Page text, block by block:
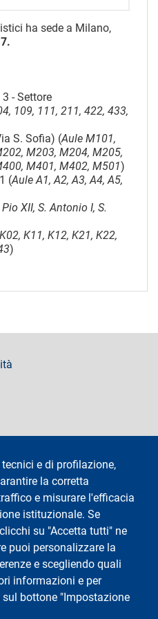
ha sede a Milano,
- Settore
109, 111, 211, 422, 433,
S. Sofia) (Aule M101,
M203, M204, M205,
M401, M402, M501)
(Aule A1, A2, A3, A4, A5,
Pio XII, S. Antonio I, S.
K11, K12, K21, K22,
)
e di profilazione,
la corretta
e misurare l'efficacia
istituzionale. Se
su "Accetta tutti" ne
puoi personalizzare la
e scegliendo quali
informazioni e per
bottone "Impostazione